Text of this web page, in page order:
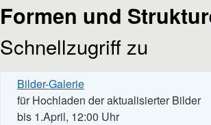
Formen und
Schnellzugriff zu
Bilder-Galerie
für Hochladen der aktualisierter Bilder
bis 1.April, 12:00 Uhr